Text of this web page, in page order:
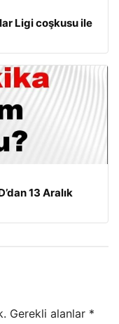
Ligi coşkusu ile
13 Aralık
Gerekli alanlar *